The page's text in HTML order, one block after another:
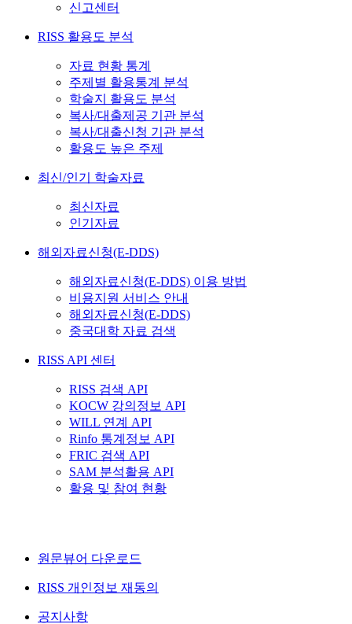
신고센터
RISS 활용도 분석
자료 현황 통계
주제별 활용통계 분석
학술지 활용도 분석
복사/대출제공 기관 분석
복사/대출신청 기관 분석
활용도 높은 주제
최신/인기 학술자료
최신자료
인기자료
해외자료신청(E-DDS)
해외자료신청(E-DDS) 이용 방법
비용지원 서비스 안내
해외자료신청(E-DDS)
중국대학 자료 검색
RISS API 센터
RISS 검색 API
KOCW 강의정보 API
WILL 연계 API
Rinfo 통계정보 API
FRIC 검색 API
SAM 분석활용 API
활용 및 참여 현황
원문뷰어 다운로드
RISS 개인정보 재동의
공지사항